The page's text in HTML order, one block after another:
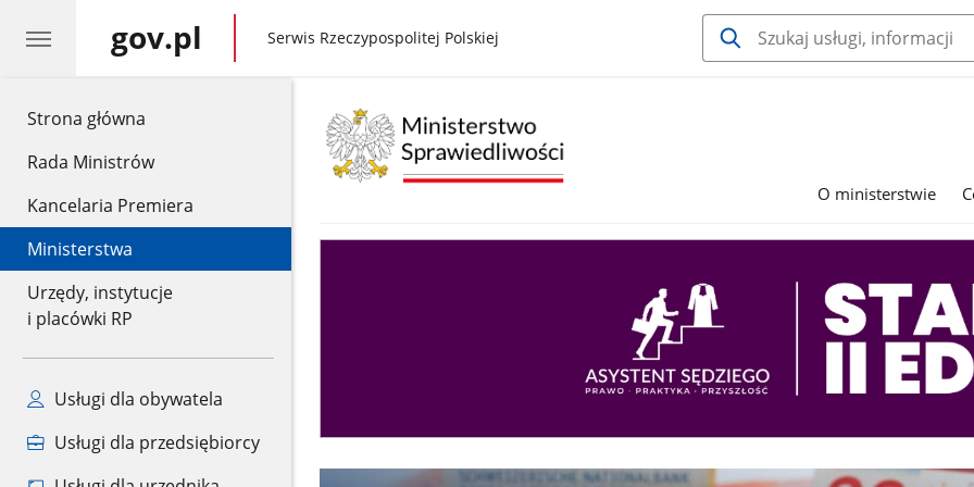
Strona główna
Rada Ministrów
Kancelaria Premiera
Ministerstwa
Urzędy, instytucje
i placówki RP
Usługi dla obywatela
Usługi dla przedsiębiorcy
gov.pl gov.pl
Serwis Rzeczypospolitej Polskiej
O ministerstwie